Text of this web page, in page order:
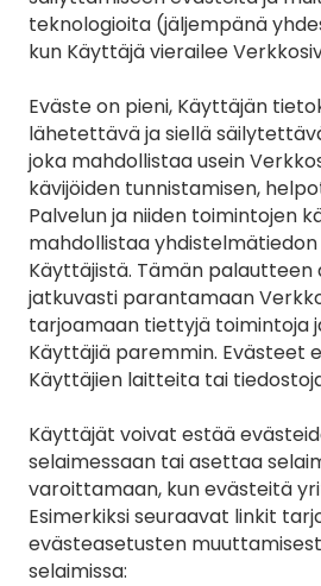
teknologioita (jäljempänä
kun Käyttäjä vierailee
Eväste on pieni, Käyttäjän
lähetettävä ja siellä
joka mahdollistaa usein
kävijöiden tunnistamisen,
Palvelun ja niiden toimintojen
mahdollistaa
Käyttäjistä. Tämän
jatkuvasti parantamaan
tarjoamaan tiettyjä toimintoja
Käyttäjiä paremmin. Evästeet
Käyttäjien laitteita tai
Käyttäjät voivat estää
selaimessaan tai asettaa
varoittamaan, kun evästeitä
Esimerkiksi seuraavat linkit
evästeasetusten
selaimissa: